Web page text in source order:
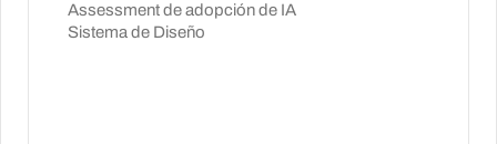
Assessment de adopción de IA
Sistema de Diseño